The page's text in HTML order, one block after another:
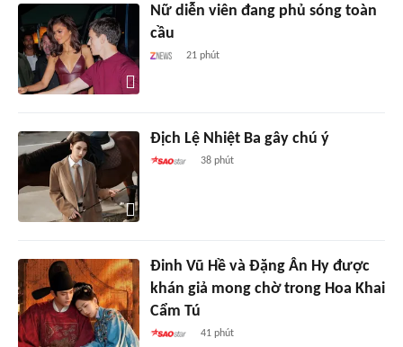
Nữ diễn viên đang phủ sóng toàn
cầu
21 phút
Địch Lệ Nhiệt Ba gây chú ý
38 phút
Đinh Vũ Hề và Đặng Ân Hy được
khán giả mong chờ trong Hoa Khai
Cẩm Tú
41 phút